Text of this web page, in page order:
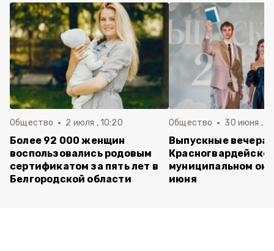
Общество 2 июля , 10:20
Более 92 000 женщин
воспользовались родовым
сертификатом за пять лет в
Белгородской области
Общество 30 июня ,
Выпускные вечера
муниципальном
июня